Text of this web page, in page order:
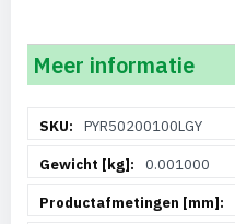
Meer informatie
informatiePYR50200100LGY
0.001000